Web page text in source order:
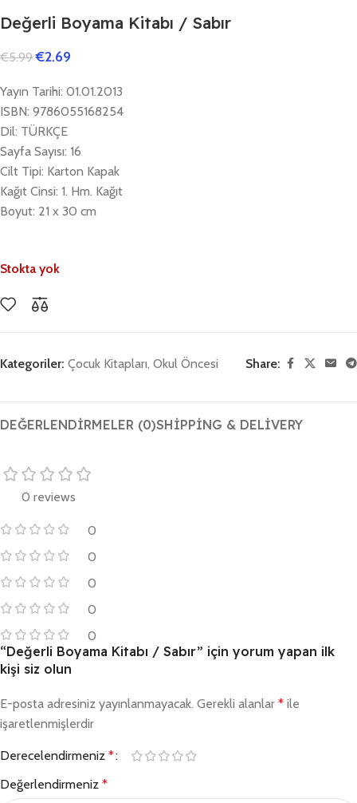
Değerli Boyama Kitabı / Sabır
€5.99 €2.69
Yayın Tarihi: 01.01.2013
ISBN: 9786055168254
Dil: TÜRKÇE
Sayfa Sayısı: 16
Cilt Tipi: Karton Kapak
Kağıt Cinsi: 1. Hm. Kağıt
Boyut: 21 x 30 cm
Stokta yok
Kategoriler: Çocuk Kitapları, Okul Öncesi Share:
DEĞERLENDIRMELER (0)SHIPPING & DELIVERY
0 reviews
0
0
0
0
0
“Değerli Boyama Kitabı / Sabır” için yorum yapan ilk
kişi siz olun
E-posta adresiniz yayınlanmayacak. Gerekli alanlar * ile
işaretlenmişlerdir
Derecelendirmeniz *
Değerlendirmeniz *